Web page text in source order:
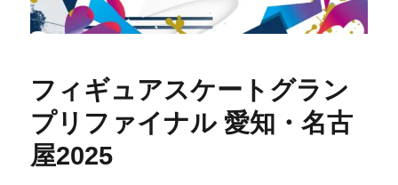
フィギュアスケートグラン
プリファイナル 愛知・名古
屋2025